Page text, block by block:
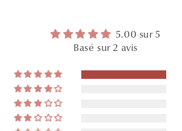
5.00 sur 5
Basé sur 2 avis